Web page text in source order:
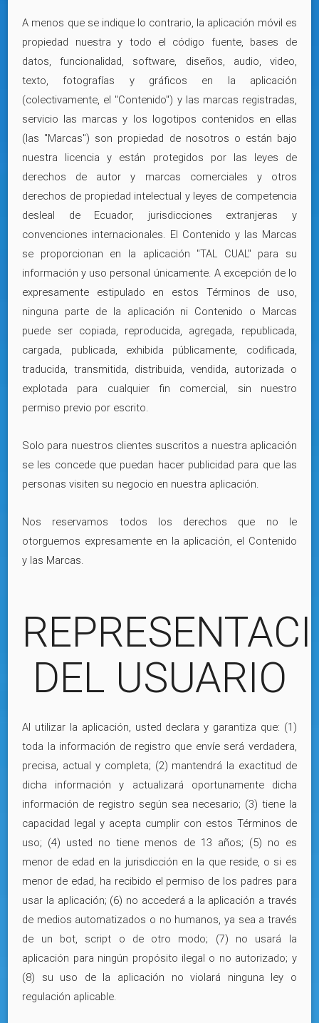
A menos que se indique lo contrario, la aplicación móvil es
propiedad nuestra y todo el código fuente, bases de
datos, funcionalidad, software, diseños, audio, video,
texto, fotografías y gráficos en la aplicación
(colectivamente, el "Contenido") y las marcas registradas,
servicio las marcas y los logotipos contenidos en ellas
(las "Marcas") son propiedad de nosotros o están bajo
nuestra licencia y están protegidos por las leyes de
derechos de autor y marcas comerciales y otros
derechos de propiedad intelectual y leyes de competencia
desleal de Ecuador, jurisdicciones extranjeras y
convenciones internacionales. El Contenido y las Marcas
se proporcionan en la aplicación "TAL CUAL" para su
información y uso personal únicamente. A excepción de lo
expresamente estipulado en estos Términos de uso,
ninguna parte de la aplicación ni Contenido o Marcas
puede ser copiada, reproducida, agregada, republicada,
cargada, publicada, exhibida públicamente, codificada,
traducida, transmitida, distribuida, vendida, autorizada o
explotada para cualquier fin comercial, sin nuestro
permiso previo por escrito.
Solo para nuestros clientes suscritos a nuestra aplicación
se les concede que puedan hacer publicidad para que las
personas visiten su negocio en nuestra aplicación.
Nos reservamos todos los derechos que no le
otorguemos expresamente en la aplicación, el Contenido
y las Marcas.
DEL USUARIO
Al utilizar la aplicación, usted declara y garantiza que: (1)
toda la información de registro que envíe será verdadera,
precisa, actual y completa; (2) mantendrá la exactitud de
dicha información y actualizará oportunamente dicha
información de registro según sea necesario; (3) tiene la
capacidad legal y acepta cumplir con estos Términos de
uso; (4) usted no tiene menos de 13 años; (5) no es
menor de edad en la jurisdicción en la que reside, o si es
menor de edad, ha recibido el permiso de los padres para
usar la aplicación; (6) no accederá a la aplicación a través
de medios automatizados o no humanos, ya sea a través
de un bot, script o de otro modo; (7) no usará la
aplicación para ningún propósito ilegal o no autorizado; y
(8) su uso de la aplicación no violará ninguna ley o
regulación aplicable.